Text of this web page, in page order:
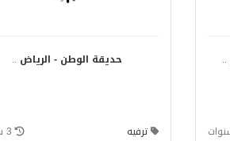
.. حديقة الوطن - الرياض ..
ترفيه 3 سنوات